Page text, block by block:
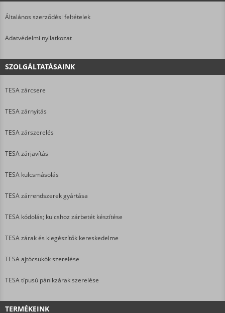
Általános szerződési feltételek
Adatvédelmi nyilatkozat
SZOLGÁLTATÁSAINK
TESA zárcsere
TESA zárnyitás
TESA zárszerelés
TESA zárjavítás
TESA kulcsmásolás
TESA zárrendszerek gyártása
TESA kódolás; kulcshoz zárbetét készítése
TESA zárak és kiegészítők kereskedelme
TESA ajtócsukók szerelése
TESA típusú pánikzárak szerelése
TERMÉKEINK